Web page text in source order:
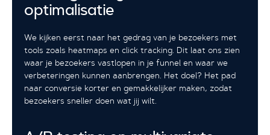
optimalisatie
We kijken eerst naar het gedrag van je bezoekers met
tools zoals heatmaps en click tracking. Dit laat ons zien
waar je bezoekers vastlopen in je funnel en waar we
verbeteringen kunnen aanbrengen. Het doel? Het pad
naar conversie korter en gemakkelijker maken, zodat
bezoekers sneller doen wat jij wilt.